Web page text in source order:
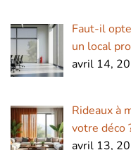
Faut-il
un local
avril 14,
Rideaux à
votre déco
avril 13,